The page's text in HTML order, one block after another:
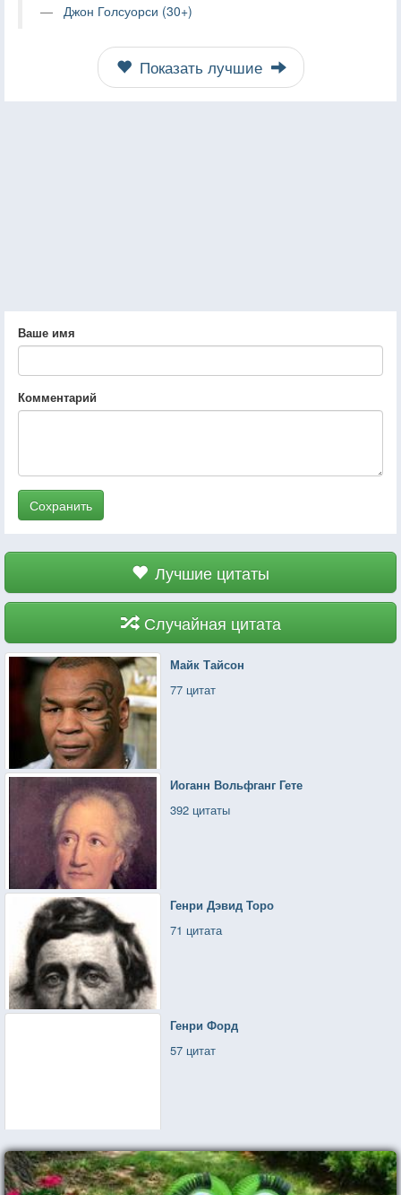
Джон Голсуорси (30+)
Показать лучшие
Ваше имя
Комментарий
Сохранить
Лучшие цитаты
Случайная цитата
Майк Тайсон
77 цитат
Иоганн Вольфганг Гете
392 цитаты
Генри Дэвид Торо
71 цитата
Генри Форд
57 цитат